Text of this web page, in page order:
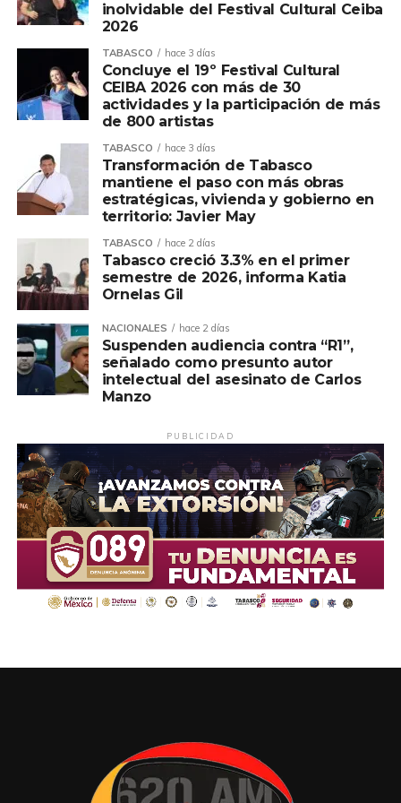
prestación eficiente, continua y digna de los servicios
públicos esenciales en beneficio de los habitantes de Villa
Chontalpa y zonas aledañas.
Compartir en:
inolvidable del Festival Cultural Ceiba
2026
TABASCO hace 3 días
Concluye el 19º Festival Cultural
CEIBA 2026 con más de 30
actividades y la participación de más
de 800 artistas
TABASCO hace 3 días
Transformación de Tabasco
mantiene el paso con más obras
estratégicas, vivienda y gobierno en
territorio: Javier May
TABASCO hace 2 días
Tabasco creció 3.3% en el primer
semestre de 2026, informa Katia
Ornelas Gil
NACIONALES hace 2 días
Suspenden audiencia contra “R1”,
señalado como presunto autor
intelectual del asesinato de Carlos
Manzo
PUBLICIDAD